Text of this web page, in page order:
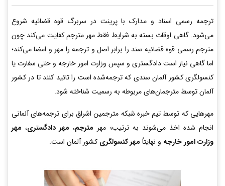
ترجمه رسمی اسناد و مدارک با پرینت در سربرگ قوه قضائیه شروع
می‌شود. گاهی اوقات بسته به شرایط فقط مهر مترجم کفایت می‌کند چون
مترجم رسمی قوه قضائیه سند را برابر اصل و ترجمه را مهر و امضا می‌کند؛
اما گاهی نیاز است دادگستری و سپس وزارت امور خارجه و حتی سفارت یا
کنسولگری کشور آلمان سندی که ترجمه‌شده است را تائید کنند تا در کشور
آلمان توسط مترجمان‌های مربوطه به رسمیت شناخته شود.
مهرهایی که توسط تیم خبره شبکه مترجمین اشراق برای ترجمه‌های آلمانی
انجام شده اخذ می‌شوند به ترتیب؛ مهر مترجم، مهر دادگستری، مهر
وزارت امور خارجه و نهایتاً مهر کنسولگری کشور آلمان است.